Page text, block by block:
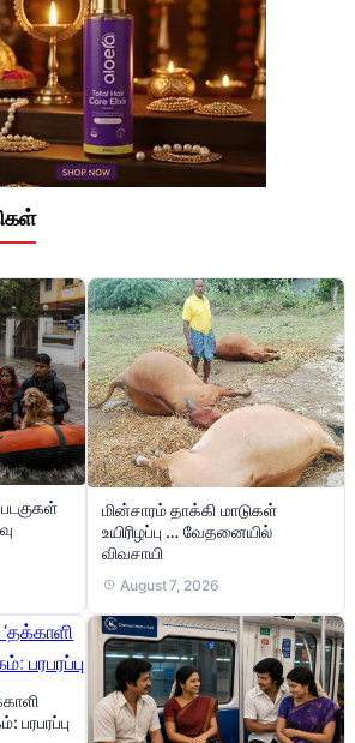
மின்சாரம் தாக்கி மாடுகள்
உயிரிழப்பு … வேதனையில்
விவசாயி
August 7, 2026
பரபரப்பு